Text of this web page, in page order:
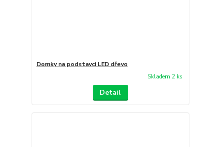
Domky na podstavci LED dřevo
Skladem 2 ks
Detail